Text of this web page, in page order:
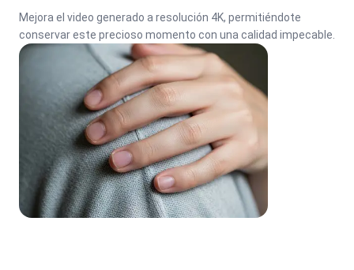
Mejora el video generado a resolución 4K, permitiéndote
conservar este precioso momento con una calidad impecable.